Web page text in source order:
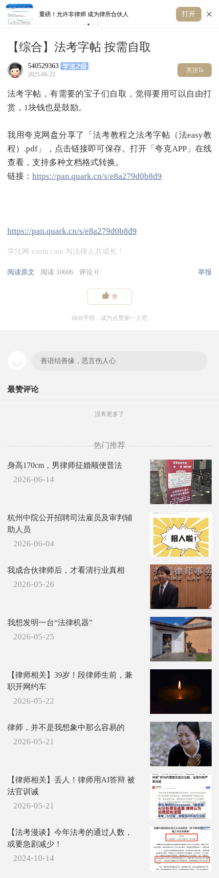
重磅！允许非律师 成为律所合伙人 张
打开
【综合】法考字帖 按需自取
540529363
2025-06-22
关注Ta
法考字帖，有需要的宝子们自取，觉得要用可以自由打
赏，1块钱也是鼓励。
我用夸克网盘分享了「法考教程之法考字帖（法easy教
程）.pdf」，点击链接即可保存。打开「夸克APP」在线
查看，支持多种文档格式转换。
链接： https://pan.quark.cn/s/e8a279d0b8d9
https://pan.quark.cn/s/e8a279d0b8d9
学法网 xuefa.com 与法律人共成长！
阅读原文 阅读 10606 评论 0 举报
 赞
动动手指，成为点赞第一人吧
善语结善缘，恶言伤人心
最赞评论
没有更多了
热门推荐
身高170cm，男律师征婚顺便普法
2026-06-14
杭州中院公开招聘司法雇员及审判辅
助人员
2026-06-04
我成合伙律师后，才看清行业真相
2026-05-26
我想发明一台“法律机器”
2026-05-25
【律师相关】39岁！段律师生前，兼
职开网约车
2026-05-22
律师，并不是我想象中那么容易的
2026-05-21
【律师相关】丢人！律师用AI答辩 被
法官训诫
2026-05-21
【法考漫谈】今年法考的通过人数，
或要急剧减少！
2024-10-14